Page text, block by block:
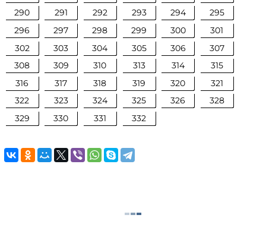
290
291 292 293 294
295
296
297 298 299 300
301
302
303 304 305 306
307
308
309 310 313 314
315
316
317 318 319 320
321
322
323 324 325 326
328
329
330 331 332